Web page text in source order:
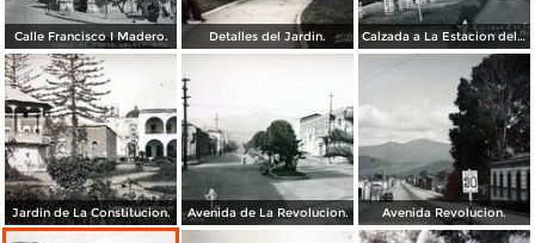
Calle Francisco I Madero. Detalles del Jardin. Calzada a La Estacion del F C.
Jardin de La Constitucion. Avenida de La Revolucion. Avenida Revolucion.